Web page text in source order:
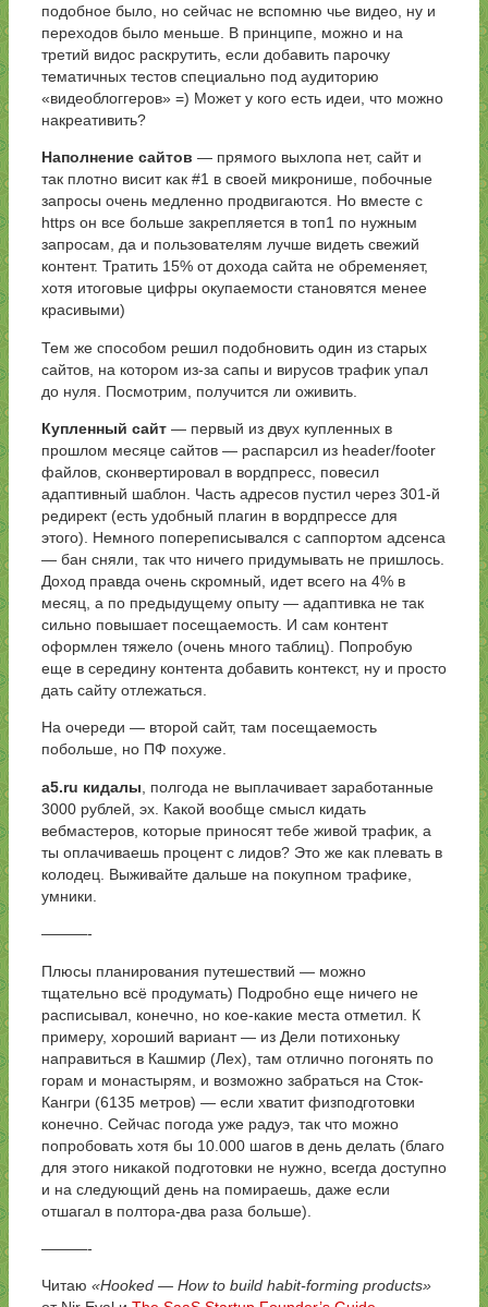
подобное было, но сейчас не вспомню чье видео, ну и
переходов было меньше. В принципе, можно и на
третий видос раскрутить, если добавить парочку
тематичных тестов специально под аудиторию
«видеоблоггеров» =) Может у кого есть идеи, что можно
накреативить?
Наполнение сайтов — прямого выхлопа нет, сайт и
так плотно висит как #1 в своей микронише, побочные
запросы очень медленно продвигаются. Но вместе с
https он все больше закрепляется в топ1 по нужным
запросам, да и пользователям лучше видеть свежий
контент. Тратить 15% от дохода сайта не обременяет,
хотя итоговые цифры окупаемости становятся менее
красивыми)
Тем же способом решил подобновить один из старых
сайтов, на котором из-за сапы и вирусов трафик упал
до нуля. Посмотрим, получится ли оживить.
Купленный сайт — первый из двух купленных в
прошлом месяце сайтов — распарсил из header/footer
файлов, сконвертировал в вордпресс, повесил
адаптивный шаблон. Часть адресов пустил через 301-й
редирект (есть удобный плагин в вордпрессе для
этого). Немного попереписывался с саппортом адсенса
— бан сняли, так что ничего придумывать не пришлось.
Доход правда очень скромный, идет всего на 4% в
месяц, а по предыдущему опыту — адаптивка не так
сильно повышает посещаемость. И сам контент
оформлен тяжело (очень много таблиц). Попробую
еще в середину контента добавить контекст, ну и просто
дать сайту отлежаться.
На очереди — второй сайт, там посещаемость
побольше, но ПФ похуже.
a5.ru кидалы , полгода не выплачивает заработанные
3000 рублей, эх. Какой вообще смысл кидать
вебмастеров, которые приносят тебе живой трафик, а
ты оплачиваешь процент с лидов? Это же как плевать в
колодец. Выживайте дальше на покупном трафике,
умники.
———-
Плюсы планирования путешествий — можно
тщательно всё продумать) Подробно еще ничего не
расписывал, конечно, но кое-какие места отметил. К
примеру, хороший вариант — из Дели потихоньку
направиться в Кашмир (Лех), там отлично погонять по
горам и монастырям, и возможно забраться на Сток-
Кангри (6135 метров) — если хватит физподготовки
конечно. Сейчас погода уже радуэ, так что можно
попробовать хотя бы 10.000 шагов в день делать (благо
для этого никакой подготовки не нужно, всегда доступно
и на следующий день на помираешь, даже если
отшагал в полтора-два раза больше).
———-
Читаю «Hooked — How to build habit-forming products»